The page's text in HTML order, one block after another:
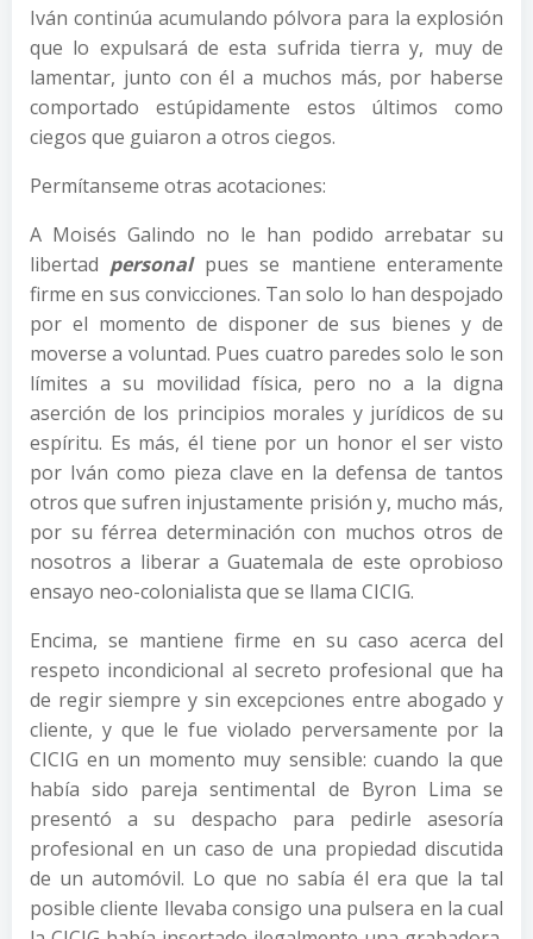
Iván continúa acumulando pólvora para la explosión
que lo expulsará de esta sufrida tierra y, muy de
lamentar, junto con él a muchos más, por haberse
comportado estúpidamente estos últimos como
ciegos que guiaron a otros ciegos.
Permítanseme otras acotaciones:
A Moisés Galindo no le han podido arrebatar su
libertad personalpues se mantiene enteramente
firme en sus convicciones. Tan solo lo han despojado
por el momento de disponer de sus bienes y de
moverse a voluntad. Pues cuatro paredes solo le son
límites a su movilidad física, pero no a la digna
aserción de los principios morales y jurídicos de su
espíritu. Es más, él tiene por un honor el ser visto
por Iván como pieza clave en la defensa de tantos
otros que sufren injustamente prisión y, mucho más,
por su férrea determinación con muchos otros de
nosotros a liberar a Guatemala de este oprobioso
ensayo neo-colonialista que se llama CICIG.
Encima, se mantiene firme en su caso acerca del
respeto incondicional al secreto profesional que ha
de regir siempre y sin excepciones entre abogado y
cliente, y que le fue violado perversamente por la
CICIG en un momento muy sensible: cuando la que
había sido pareja sentimental de Byron Lima se
presentó a su despacho para pedirle asesoría
profesional en un caso de una propiedad discutida
de un automóvil. Lo que no sabía él era que la tal
posible cliente llevaba consigo una pulsera en la cual